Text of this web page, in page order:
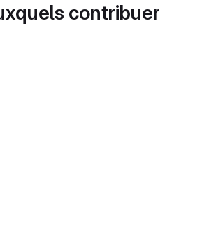
contribuer